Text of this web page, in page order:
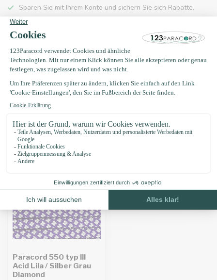
Sparen Sie mit Ihrem Konto und sichern Sie sich Rabatte.
Kostenlose Lieferung nach Hause ab 150 €
Produktbeschreibung
Eigenschaften
Zuletzt angesehen
Paracord 550 typ III
Acid Lila / Silber Grau
Diamond